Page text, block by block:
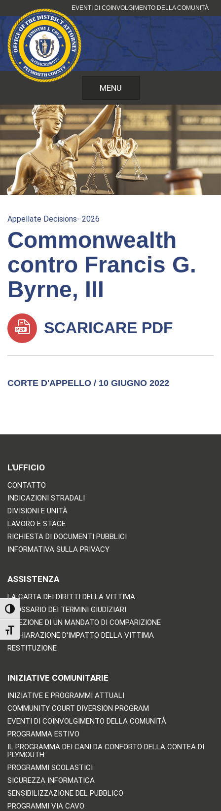
TOGGLE HIGH CONTRAST
TOGGLE FONT SIZE
al
contenuto
EVENTI DI COINVOLGIMENTO DELLA COMUNITÀ
MENU
Appellate Decisions- 2026
Commonwealth
contro Francis G.
Byrne, III
SCARICARE PDF
CORTE D'APPELLO / 10 GIUGNO 2022
L'UFFICIO
CONTATTO
INDICAZIONI STRADALI
DIVISIONI E UNITÀ
LAVORO E STAGE
RICHIESTA DI DOCUMENTI PUBBLICI
INFORMATIVA SULLA PRIVACY
ASSISTENZA
LA CARTA DEI DIRITTI DELLA VITTIMA
GLOSSARIO DEI TERMINI GIUDIZIARI
RICEZIONE DI UN MANDATO DI COMPARIZIONE
DICHIARAZIONE D'IMPATTO DELLA VITTIMA
RESTITUZIONE
INIZIATIVE COMUNITARIE
INIZIATIVE E PROGRAMMI ATTUALI
COMMUNITY COURT DIVERSION PROGRAM
EVENTI DI COINVOLGIMENTO DELLA COMUNITÀ
PROGRAMMA ESTIVO
IL PROGRAMMA DEI CANI DA CONFORTO DELLA CONTEA DI
PLYMOUTH
PROGRAMMI SCOLASTICI
SICUREZZA INFORMATICA
SENSIBILIZZAZIONE DEL PUBBLICO
PROGRAMMI VIA CAVO